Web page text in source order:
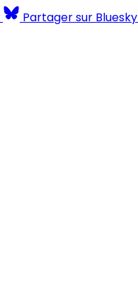
Partager sur Bluesky